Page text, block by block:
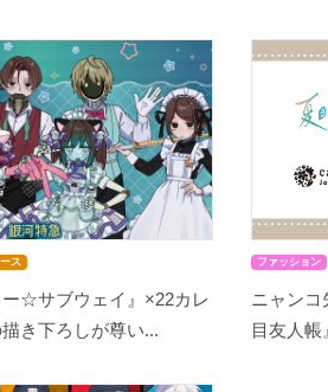
ス
ー☆サブウェイ』×22カレ
き下ろしが尊い...
ファッション
ニャンコ
目友人帳